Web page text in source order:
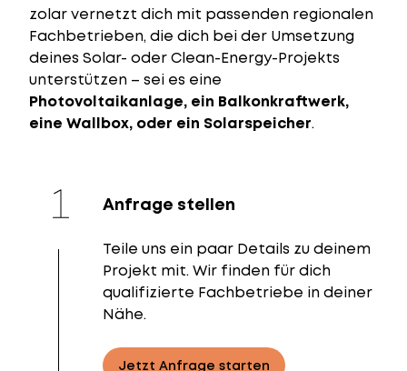
zolar vernetzt dich mit passenden regionalen
Fachbetrieben, die dich bei der Umsetzung
deines Solar- oder Clean-Energy-Projekts
unterstützen – sei es eine
Photovoltaikanlage, ein Balkonkraftwerk,
eine Wallbox, oder ein Solarspeicher.
Anfrage stellen
Teile uns ein paar Details zu deinem
Projekt mit. Wir finden für dich
qualifizierte Fachbetriebe in deiner
Nähe.
Jetzt Anfrage starten